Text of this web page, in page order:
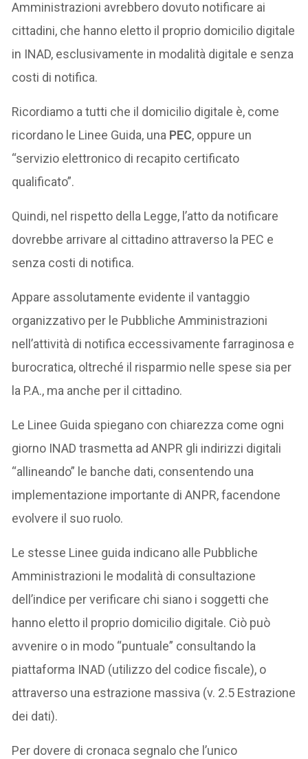
Amministrazioni avrebbero dovuto notificare ai
cittadini, che hanno eletto il proprio domicilio digitale
in INAD, esclusivamente in modalità digitale e senza
costi di notifica.
Ricordiamo a tutti che il domicilio digitale è, come
ricordano le Linee Guida, una PEC, oppure un
“servizio elettronico di recapito certificato
qualificato”.
Quindi, nel rispetto della Legge, l’atto da notificare
dovrebbe arrivare al cittadino attraverso la PEC e
senza costi di notifica.
Appare assolutamente evidente il vantaggio
organizzativo per le Pubbliche Amministrazioni
nell’attività di notifica eccessivamente farraginosa e
burocratica, oltreché il risparmio nelle spese sia per
la P.A., ma anche per il cittadino.
Le Linee Guida spiegano con chiarezza come ogni
giorno INAD trasmetta ad ANPR gli indirizzi digitali
“allineando” le banche dati, consentendo una
implementazione importante di ANPR, facendone
evolvere il suo ruolo.
Le stesse Linee guida indicano alle Pubbliche
Amministrazioni le modalità di consultazione
dell’indice per verificare chi siano i soggetti che
hanno eletto il proprio domicilio digitale. Ciò può
avvenire o in modo “puntuale” consultando la
piattaforma INAD (utilizzo del codice fiscale), o
attraverso una estrazione massiva (v. 2.5 Estrazione
dei dati).
Per dovere di cronaca segnalo che l’unico